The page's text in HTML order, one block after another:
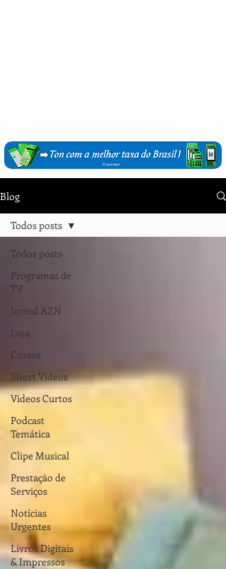
Blog
Todos posts
Programas de
TV
Jornal AZN
Loja
Cursos
Short Videos
Vídeos Curtos
Podcast
Temática
Clipe Musical
Prestação de
Serviços
Notícias
Urgentes
Livros Digitais
& Impressos
Todos posts